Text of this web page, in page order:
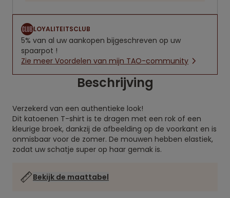
LOYALITEITSCLUB
5% van al uw aankopen bijgeschreven op uw
spaarpot !
Zie meer Voordelen van mijn TAO-community
Beschrijving
Verzekerd van een authentieke look!
Dit katoenen T-shirt is te dragen met een rok of een
kleurige broek, dankzij de afbeelding op de voorkant en is
onmisbaar voor de zomer. De mouwen hebben elastiek,
zodat uw schatje super op haar gemak is.
Bekijk de maattabel